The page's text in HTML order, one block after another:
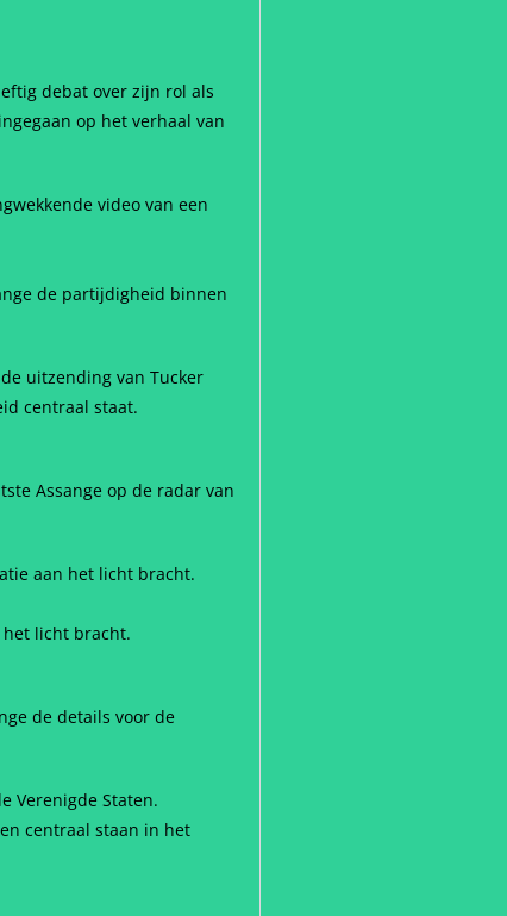
debat over zijn rol als
op het verhaal van
video van een
de partijdigheid binnen
uitzending van Tucker
centraal staat.
Assange op de radar van
aan het licht bracht.
licht bracht.
de details voor de
Verenigde Staten.
centraal staan in het